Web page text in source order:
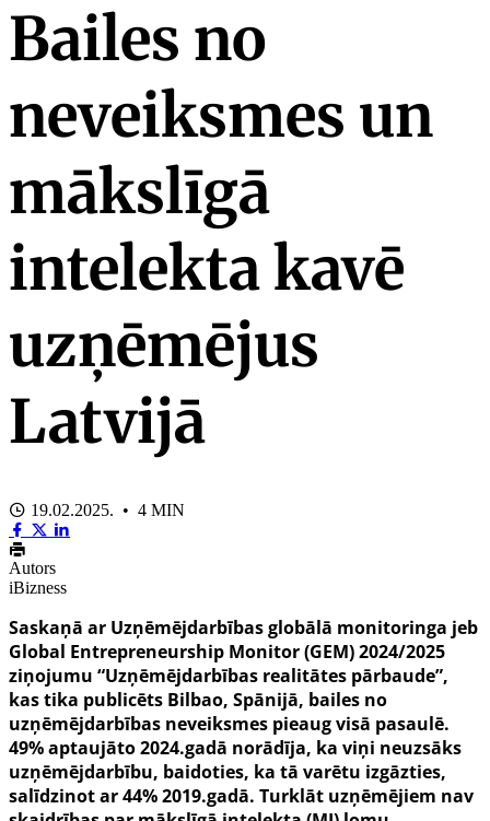
Bailes no
neveiksmes un
mākslīgā
intelekta kavē
uzņēmējus
Latvijā
19.02.2025. • 4 MIN
Autors
iBizness
Saskaņā ar Uzņēmējdarbības globālā monitoringa jeb
Global Entrepreneurship Monitor(GEM) 2024/2025
ziņojumu “Uzņēmējdarbības realitātes pārbaude”,
kas tika publicēts Bilbao, Spānijā, bailes no
uzņēmējdarbības neveiksmes pieaug visā pasaulē.
49% aptaujāto 2024.gadā norādīja, ka viņi neuzsāks
uzņēmējdarbību, baidoties, ka tā varētu izgāzties,
salīdzinot ar 44% 2019.gadā. Turklāt uzņēmējiem nav